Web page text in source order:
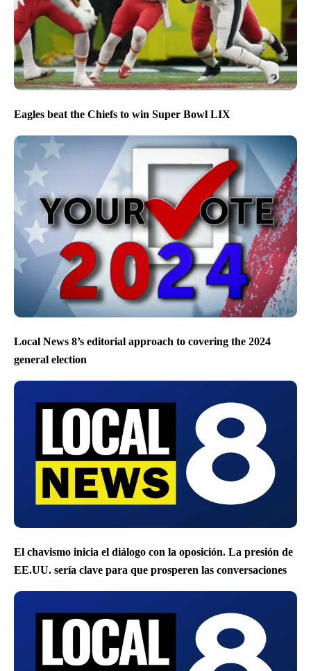
Eagles beat the Chiefs to win Super Bowl LIX
Local News 8’s editorial approach to covering the 2024
general election
El chavismo inicia el diálogo con la oposición. La presión de
EE.UU. sería clave para que prosperen las conversaciones